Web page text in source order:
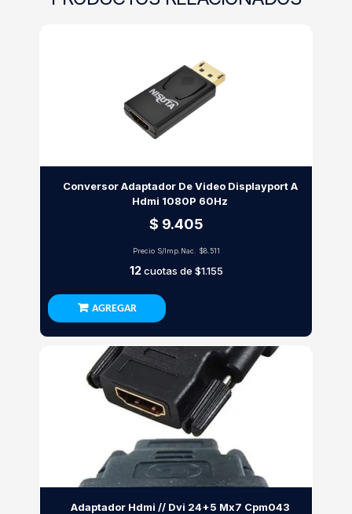
Conversor Adaptador De Video Displayport A
Hdmi 1080P 60Hz
$ 9.405
Precio S/Imp.Nac. $8.511
12cuotas de $1.155
AGREGAR
Adaptador Hdmi // Dvi 24+5 Mx7 Cpm043